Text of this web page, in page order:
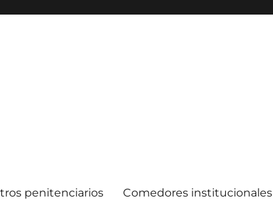
penitenciarios Comedores institucionales